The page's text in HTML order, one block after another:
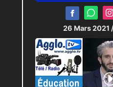
26 Mars 2021